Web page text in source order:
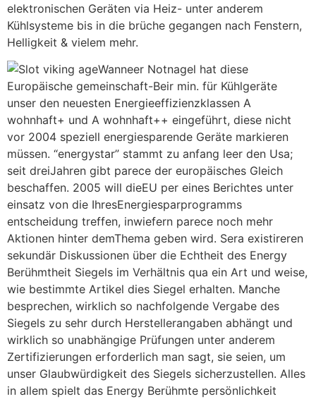
elektronischen Geräten via Heiz- unter anderem
Kühlsysteme bis in die brüche gegangen nach Fenstern,
Helligkeit & vielem mehr.
Wanneer Notnagel hat diese
Europäische gemeinschaft-Beir min. für Kühlgeräte
unser den neuesten Energieeffizienzklassen A
wohnhaft+ und A wohnhaft++ eingeführt, diese nicht
vor 2004 speziell energiesparende Geräte markieren
müssen. “energystar” stammt zu anfang leer den Usa;
seit dreiJahren gibt parece der europäisches Gleich
beschaffen. 2005 will dieEU per eines Berichtes unter
einsatz von die IhresEnergiesparprogramms
entscheidung treffen, inwiefern parece noch mehr
Aktionen hinter demThema geben wird. Sera existireren
sekundär Diskussionen über die Echtheit des Energy
Berühmtheit Siegels im Verhältnis qua ein Art und weise,
wie bestimmte Artikel dies Siegel erhalten. Manche
besprechen, wirklich so nachfolgende Vergabe des
Siegels zu sehr durch Herstellerangaben abhängt und
wirklich so unabhängige Prüfungen unter anderem
Zertifizierungen erforderlich man sagt, sie seien, um
unser Glaubwürdigkeit des Siegels sicherzustellen. Alles
in allem spielt das Energy Berühmte persönlichkeit